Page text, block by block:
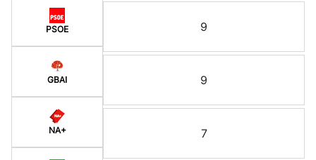
PSOE
GBAI
NA+
9
9
7